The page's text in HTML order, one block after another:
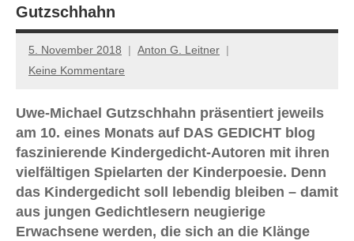
EssayGutzschhahn
5. November 2018
Anton G. Leitner
Keine Kommentare
Uwe-Michael Gutzschhahn präsentiert jeweils
am 10. eines Monats auf DAS GEDICHT blog
faszinierende Kindergedicht-Autoren mit ihren
vielfältigen Spielarten der Kinderpoesie. Denn
das Kindergedicht soll lebendig bleiben – damit
aus jungen Gedichtlesern neugierige
Erwachsene werden, die sich an die Klänge